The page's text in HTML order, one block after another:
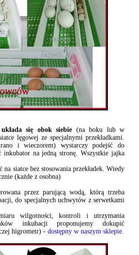
się obok siebie (na boku lub w
lęgowej ze specjalnymi przekładkami.
i wieczorem) wystarczy podejść do
na jedną stronę. Wszystkie jajka
siatce bez stosowania przekładek. Wtedy
(każde z osobna)
przez parującą wodą, którą trzeba
do specjalnych uchwytów z serwetkami
wilgotności, kontroli i utrzymania
inkubacji proponujemy dokupić
higrometr) - dostępny w naszym sklepie.